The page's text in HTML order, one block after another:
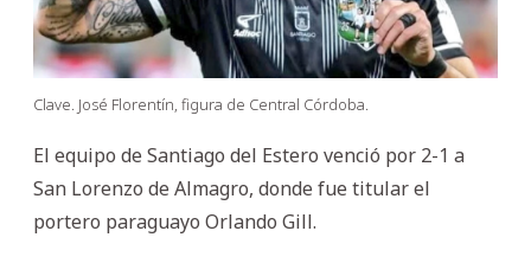
Clave. José Florentín, figura de Central Córdoba.
El equipo de Santiago del Estero venció por 2-1 a
San Lorenzo de Almagro, donde fue titular el
portero paraguayo Orlando Gill.